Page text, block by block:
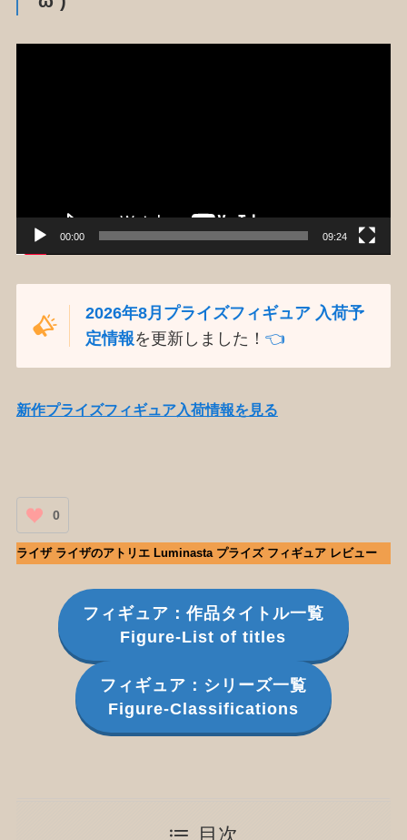
00:00 09:24
2026年8月プライズフィギュア 入荷予
定情報を更新しました！👈️
新作プライズフィギュア入荷情報を見る
0
ライザ ライザのアトリエ Luminasta プライズ フィギュア レビュー
フィギュア：作品タイトル一覧
Figure-List of titles
フィギュア：シリーズ一覧
Figure-Classifications
目次